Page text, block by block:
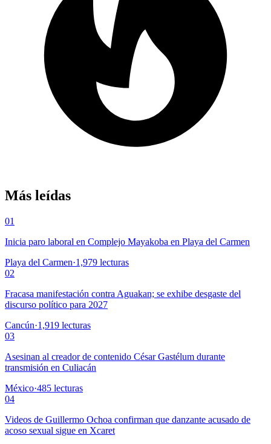
Más leídas
01
Inicia paro laboral en Complejo Mayakoba en Playa del Carmen
Playa del Carmen·1,979 lecturas
02
Fracasa manifestación contra Aguakan; se exhibe desgaste del
discurso político para 2027
Cancún·1,919 lecturas
03
Asesinan al creador de contenido César Gastélum durante
transmisión en Culiacán
México·485 lecturas
04
Videos de Guillermo Ochoa confirman que danzante acusado de
acoso sexual sigue en Xcaret